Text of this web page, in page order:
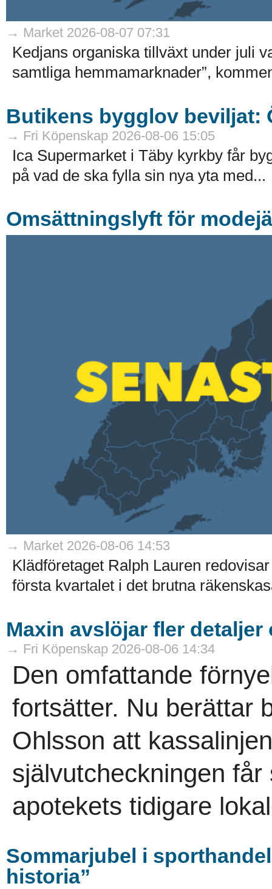
→ Market 2026-08-07 07:31
Kedjans organiska tillväxt under juli
samtliga hemmamarknader”,
Butikens bygglov beviljat:
→ Fri Köpenskap 2026-08-06 15:05
Ica Supermarket i Täby kyrkby får
på vad de ska fylla sin nya yta med...
Omsättningslyft för
→ Market 2026-08-06 14:53
Klädföretaget Ralph Lauren
första kvartalet i det brutna
Maxin avslöjar fler
→ Fri Köpenskap 2026-08-06 14:34
Den omfattande
fortsätter. Nu berättar
Ohlsson att
självutcheckningen
apotekets tidigare
Sommarjubel i
historia”